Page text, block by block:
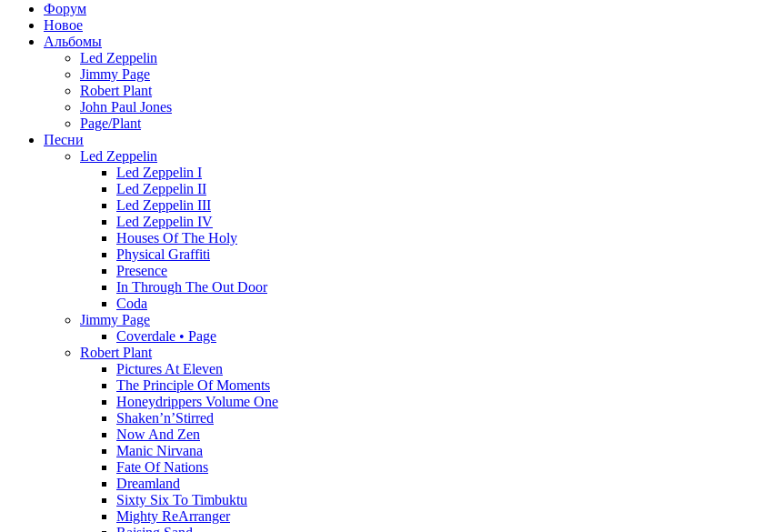
Форум
Новоe
Альбомы
Led Zeppelin
Jimmy Page
Robert Plant
John Paul Jones
Page/Plant
Песни
Led Zeppelin
Led Zeppelin I
Led Zeppelin II
Led Zeppelin III
Led Zeppelin IV
Houses Of The Holy
Physical Graffiti
Presence
In Through The Out Door
Coda
Jimmy Page
Coverdale • Page
Robert Plant
Pictures At Eleven
The Principle Of Moments
Honeydrippers Volume One
Shaken’n’Stirred
Now And Zen
Manic Nirvana
Fate Of Nations
Dreamland
Sixty Six To Timbuktu
Mighty ReArranger